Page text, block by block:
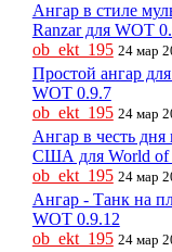
Ангар в стиле
Ranzar для WOT
ob_ekt_195 24 мар
Простой ангар
WOT 0.9.7
ob_ekt_195 24 мар
Ангар в честь дня
США для World of
ob_ekt_195 24 мар
Ангар - Танк на
WOT 0.9.12
ob_ekt_195 24 мар